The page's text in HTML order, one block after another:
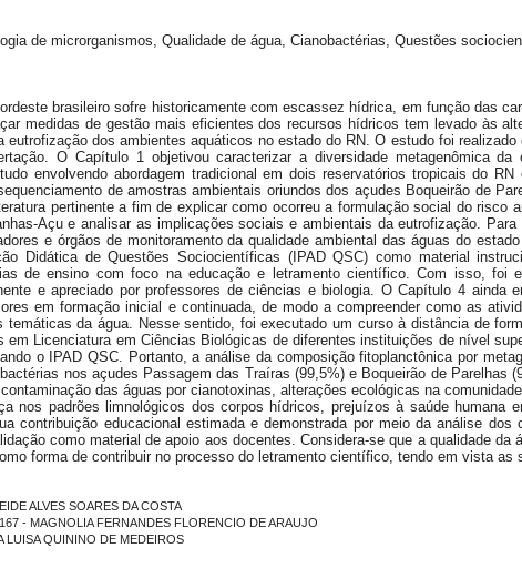
de microrganismos, Qualidade de água, Cianobactérias, Questões
brasileiro sofre historicamente com escassez hídrica, em função das
medidas de gestão mais eficientes dos recursos hídricos tem levado às
eutrofização dos ambientes aquáticos no estado do RN. O estudo foi
O Capítulo 1 objetivou caracterizar a diversidade metagenômica
envolvendo abordagem tradicional em dois reservatórios tropicais do
de amostras ambientais oriundos dos açudes Boqueirão de
pertinente a fim de explicar como ocorreu a formulação social do risco
Açu e analisar as implicações sociais e ambientais da eutrofização.
e órgãos de monitoramento da qualidade ambiental das águas do
Didática de Questões Sociocientíficas (IPAD QSC) como material
de ensino com foco na educação e letramento científico. Com isso, foi
e apreciado por professores de ciências e biologia. O Capítulo 4
em formação inicial e continuada, de modo a compreender como as
temáticas da água. Nesse sentido, foi executado um curso à distância de
em Licenciatura em Ciências Biológicas de diferentes instituições de nível
o IPAD QSC. Portanto, a análise da composição fitoplanctônica por
nos açudes Passagem das Traíras (99,5%) e Boqueirão de
das águas por cianotoxinas, alterações ecológicas na
nos padrões limnológicos dos corpos hídricos, prejuízos à saúde humana
contribuição educacional estimada e demonstrada por meio da análise
como material de apoio aos docentes. Considera-se que a qualidade
forma de contribuir no processo do letramento científico, tendo em vista as
ALVES SOARES DA COSTA
- MAGNOLIA FERNANDES FLORENCIO DE ARAUJO
LUISA QUININO DE MEDEIROS